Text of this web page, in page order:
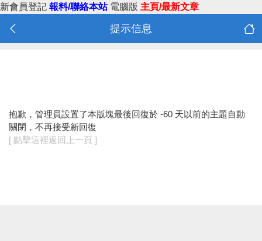
新會員登記 報料/聯絡本站 電腦版 主頁/最新文章
提示信息
抱歉，管理員設置了本版塊最後回復於 -60 天以前的主題自動
關閉，不再接受新回復
[ 點擊這裡返回上一頁 ]